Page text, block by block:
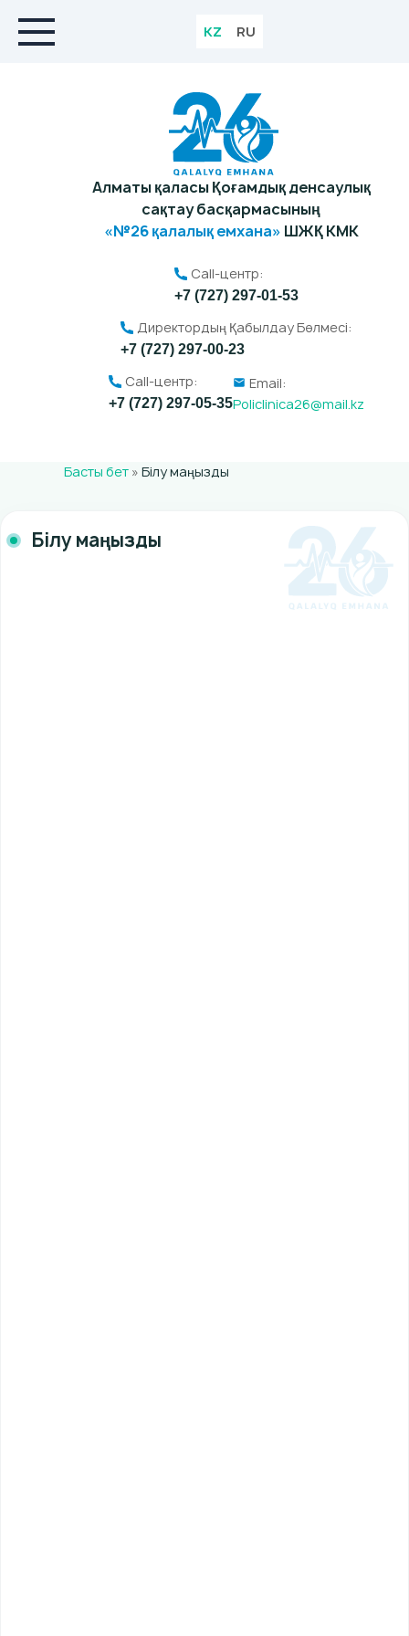
KZ RU
Алматы қаласы Қоғамдық денсаулық
сақтау басқармасының
«№26 қалалық емхана» ШЖҚ КМК
Call-центр:
+7 (727) 297-01-53
Директордың Қабылдау Бөлмесі:
+7 (727) 297-00-23
Call-центр:
+7 (727) 297-05-35
Email:
Policlinica26@mail.kz
Басты бет » Білу маңызды
Білу маңызды